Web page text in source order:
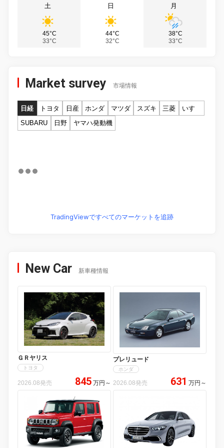
土
45°C
33°C
日
44°C
32°C
月
38°C
33°C
Market survey 市場情報
日経 トヨタ 日産 ホンダ マツダ スズキ 三菱
いすゞ
SUBARU
日野 ヤマハ発動機
TradingViewですべてのマーケットを追跡
New Car 新車種情報
ＧＲヤリス
トヨタ
2026.08発売 845 万円 ～
プレリュード
ホンダ
2026.08発売 631 万円 ～